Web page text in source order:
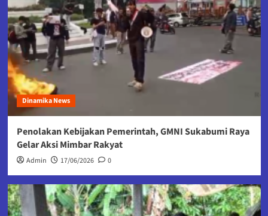
Dinamika News
Penolakan Kebijakan Pemerintah, GMNI Sukabumi Raya
Gelar Aksi Mimbar Rakyat
Admin 17/06/2026 0